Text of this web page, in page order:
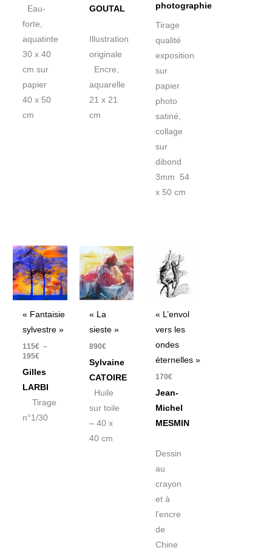
Eau-
forte,
aquatinte
30 x 40
cm sur
papier
40 x 50
cm
GOUTAL
Illustration
originale
Encre,
aquarelle
21 x 21
cm
photographie
Tirage
qualité
exposition
sur
papier
photo
satiné,
collage
sur
dibond
3mm 54
x 50 cm
« Fantaisie
sylvestre »
115€ –
195€
Plage
de
prix :
115€
à
195€
Gilles
LARBI
Tirage
n°1/30
« La
sieste »
890€
Sylvaine
CATOIRE
Huile
sur toile
– 40 x
40 cm
« L’envol
vers les
ondes
éternelles »
170€
Jean-
Michel
MESMIN
Dessin
au
crayon
et à
l’encre
de
Chine